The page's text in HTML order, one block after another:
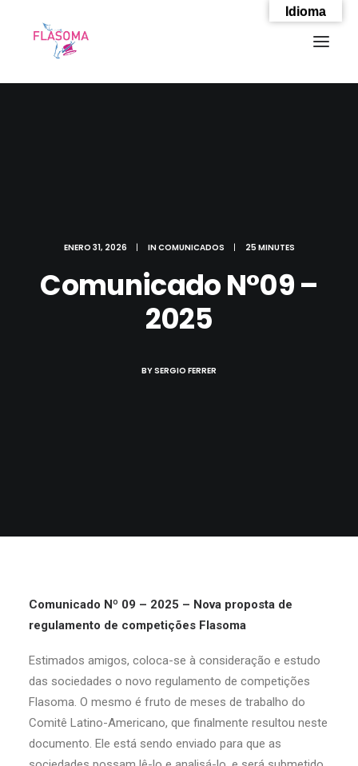
SEARCH
ENERO 31, 2026 | INCOMUNICADOS | 25 MINUTES
Comunicado N°09 –
2025
BYSERGIO FERRER
Comunicado Nº 09 – 2025 – Nova proposta de
regulamento de competições Flasoma
Estimados amigos, coloca-se à consideração e estudo
das sociedades o novo regulamento de competições
Flasoma. O mesmo é fruto de meses de trabalho do
Comitê Latino-Americano, que finalmente resultou neste
documento. Ele está sendo enviado para que as
Idioma